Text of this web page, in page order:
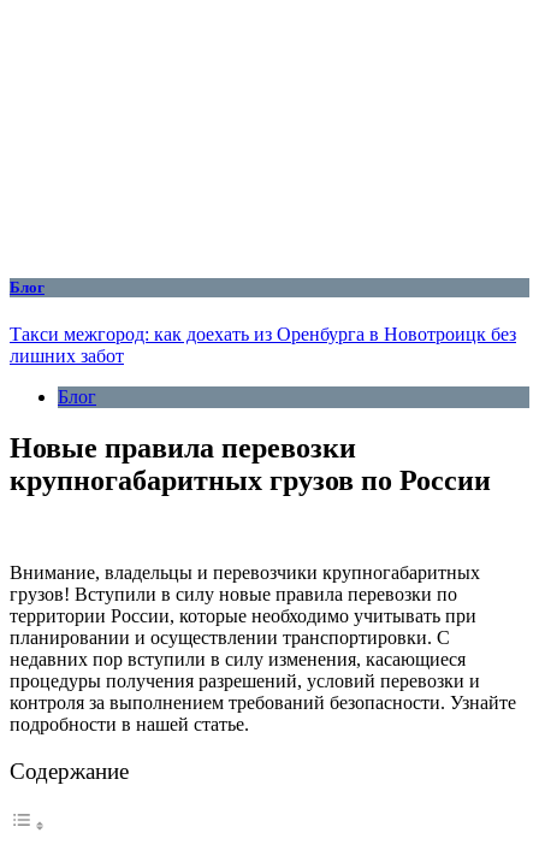
Блог
Такси межгород: как доехать из Оренбурга в Новотроицк без
лишних забот
Блог
Новые правила перевозки
крупногабаритных грузов по России
Внимание, владельцы и перевозчики крупногабаритных
грузов! Вступили в силу новые правила перевозки по
территории России, которые необходимо учитывать при
планировании и осуществлении транспортировки. С
недавних пор вступили в силу изменения, касающиеся
процедуры получения разрешений, условий перевозки и
контроля за выполнением требований безопасности. Узнайте
подробности в нашей статье.
Содержание